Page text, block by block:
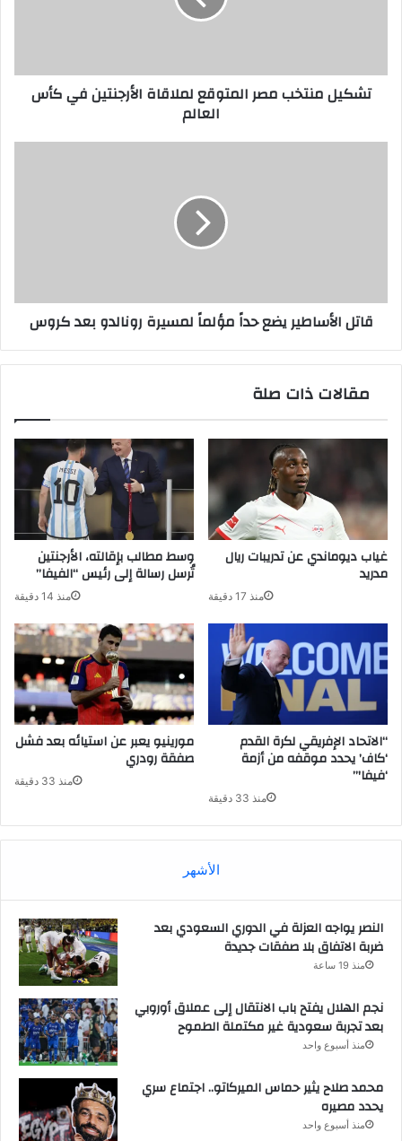
العالم
تشكيل منتخب مصر المتوقع لملاقاة الأرجنتين في كأس
العالم
كروس
قاتل الأساطير يضع حداً مؤلماً لمسيرة رونالدو بعد كروس
مقالات ذات صلة
وسط مطالب بإقالته، الأرجنتين
تُرسل رسالة إلى رئيس “الفيفا”
منذ 14 دقيقة
غياب ديوماندي عن تدريبات ريال
مدريد
منذ 17 دقيقة
مورينيو يعبر عن استيائه بعد فشل
صفقة رودري
منذ 33 دقيقة
“الاتحاد الإفريقي لكرة القدم
‘كاف’ يحدد موقفه من أزمة
‘فيفا'”
منذ 33 دقيقة
الأشهر
النصر يواجه العزلة في الدوري السعودي بعد
ضربة الاتفاق بلا صفقات جديدة
منذ 19 ساعة
نجم الهلال يفتح باب الانتقال إلى عملاق أوروبي
بعد تجربة سعودية غير مكتملة الطموح
منذ أسبوع واحد
محمد صلاح يثير حماس الميركاتو.. اجتماع سري
يحدد مصيره
منذ أسبوع واحد